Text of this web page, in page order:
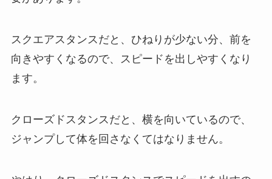
スクエアスタンスだと、ひねりが少ない分、前を
向きやすくなるので、スピードを出しやすくなり
ます。
クローズドスタンスだと、横を向いているので、
ジャンプして体を回さなくてはなりません。